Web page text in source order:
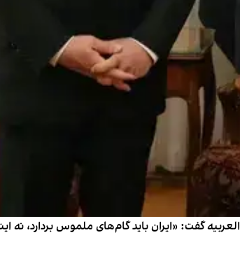
گفت:‌ «ایران باید گام‌های ملموس بردارد، نه